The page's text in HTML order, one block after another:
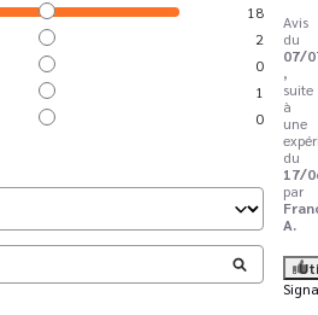
18
2
0
1
0
Avis
du
07/
,
suite
à
une
du
17/
par
A.